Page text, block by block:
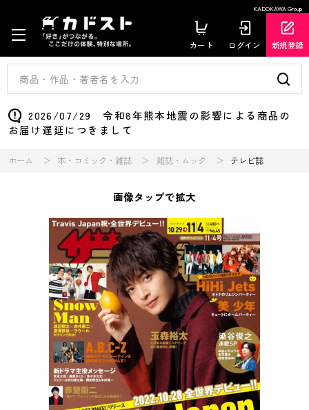
KADOKAWA Group
カート ログイン 新規登録
2026/07/29 令和8年熊本地震の影響による商品の
お届け遅延につきまして
ホーム 本・コミック・雑誌 雑誌・ムック テレビ誌
画像タップで拡大